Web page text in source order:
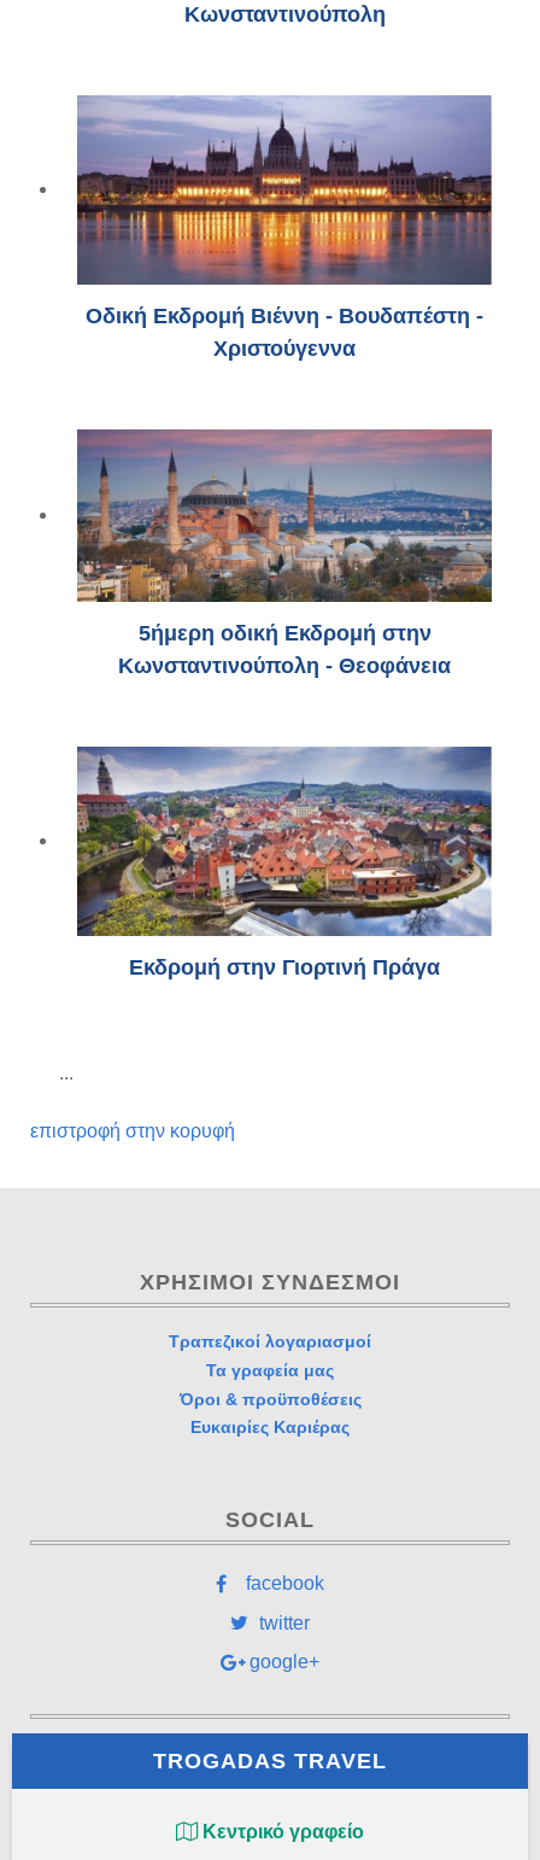
Κωνσταντινούπολη
Οδική Εκδρομή Βιέννη - Βουδαπέστη -
Χριστούγεννα
5ήμερη οδική Εκδρομή στην
Κωνσταντινούπολη - Θεοφάνεια
Εκδρομή στην Γιορτινή Πράγα
...
επιστροφή στην κορυφή
ΧΡΉΣΙΜΟΙ ΣΎΝΔΕΣΜΟΙ
Τραπεζικοί λογαριασμοί
Τα γραφεία μας
Όροι & προϋποθέσεις
Ευκαιρίες Καριέρας
SOCIAL
facebook
twitter
google+
TROGADAS TRAVEL
Κεντρικό γραφείο